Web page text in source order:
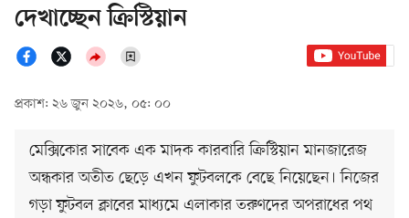
দেখাচ্ছেন ক্রিস্টিয়ান
প্রকাশ: ২৬ জুন ২০২৬, ০৫: ০০
মেক্সিকোর সাবেক এক মাদক কারবারি ক্রিস্টিয়ান মানজারেজ
অন্ধকার অতীত ছেড়ে এখন ফুটবলকে বেছে নিয়েছেন। নিজের
গড়া ফুটবল ক্লাবের মাধ্যমে এলাকার তরুণদের অপরাধের পথ